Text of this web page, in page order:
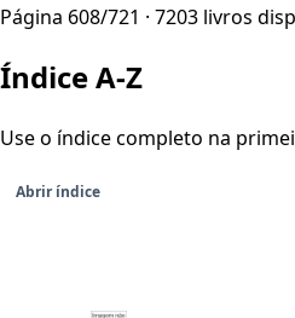
Página 608/721 · 7203 livros
Índice A-Z
Use o índice completo na
Abrir índice